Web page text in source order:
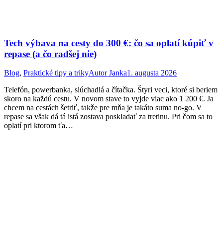
Tech výbava na cesty do 300 €: čo sa oplatí kúpiť v
repase (a čo radšej nie)
Blog, Praktické tipy a trikyAutorJanka1. augusta 2026
Telefón, powerbanka, slúchadlá a čítačka. Štyri veci, ktoré si beriem
skoro na každú cestu. V novom stave to vyjde viac ako 1 200 €. Ja
chcem na cestách šetriť, takže pre mňa je takáto suma no-go. V
repase sa však dá tá istá zostava poskladať za tretinu. Pri čom sa to
oplatí pri ktorom ťa…